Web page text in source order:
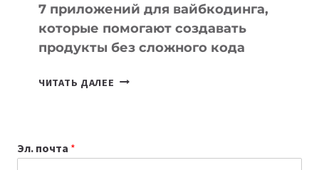
7 приложений для вайбкодинга,
которые помогают создавать
продукты без сложного кода
ЧИТАТЬ ДАЛЕЕ 7
Эл. почта *